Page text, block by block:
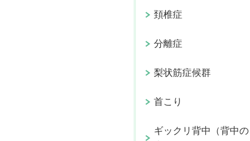
頚椎症
分離症
梨状筋症候群
首こり
ギックリ背中（背中の